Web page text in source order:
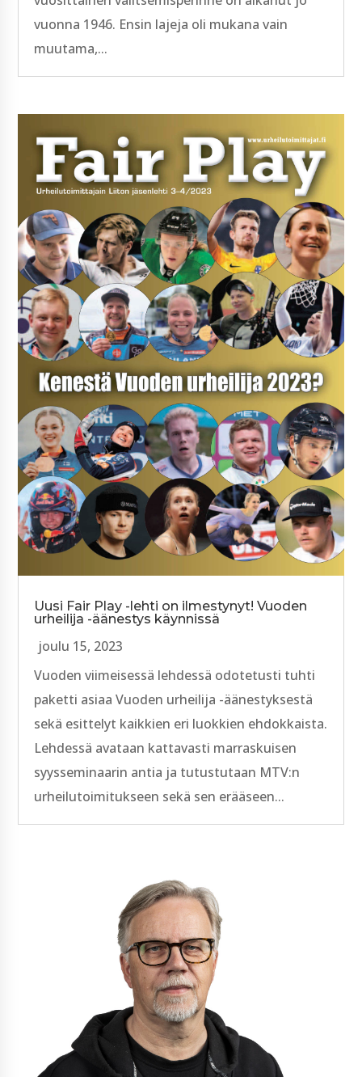
vuonna 1946. Ensin lajeja oli mukana vain
muutama,...
Uusi Fair Play -lehti on ilmestynyt! Vuoden
urheilija -äänestys käynnissä
joulu 15, 2023
Vuoden viimeisessä lehdessä odotetusti tuhti
paketti asiaa Vuoden urheilija -äänestyksestä
sekä esittelyt kaikkien eri luokkien ehdokkaista.
Lehdessä avataan kattavasti marraskuisen
syysseminaarin antia ja tutustutaan MTV:n
urheilutoimitukseen sekä sen erääseen...